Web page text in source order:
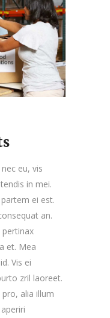
eu, vis
in mei.
ei est.
an.
pertinax
et. Mea
Vis ei
zril laoreet.
alia illum